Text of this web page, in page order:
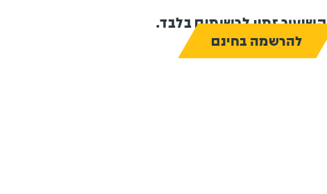
השיעור זמין לרשומים בלבד.
להרשמה בחינם